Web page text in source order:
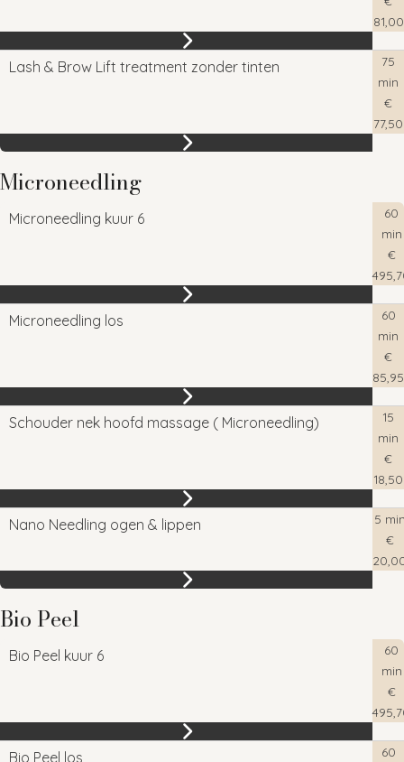
81,00
Lash & Brow Lift treatment zonder tinten
75
min
€
77,50
Microneedling
Microneedling kuur 6
60
min
€
Microneedling los
60
min
€
85,95
Schouder nek hoofd massage ( Microneedling)
15
min
€
18,50
Nano Needling ogen & lippen
5
€
Bio Peel
Bio Peel kuur 6
60
min
€
Bio Peel los
60